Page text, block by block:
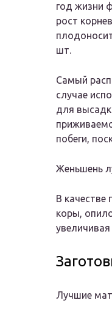
год жизни
рост
шт.
Самый
случае
для
побеги,
Женьшень
В качестве
коры,
Лучшие